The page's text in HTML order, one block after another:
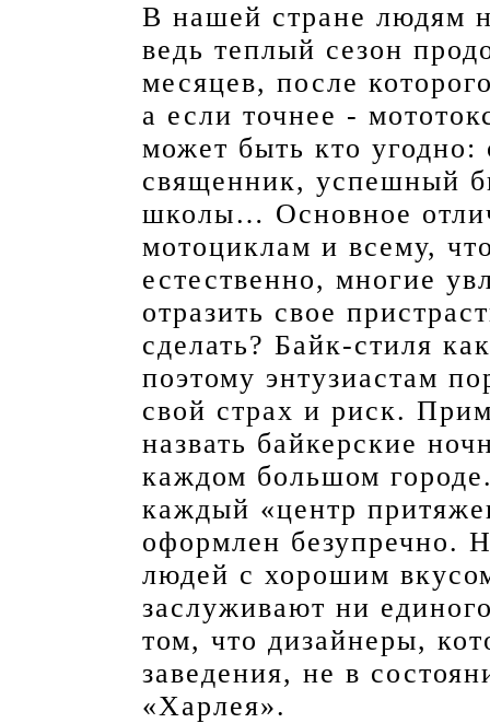
В нашей стране людям
ведь теплый сезон
месяцев, после
а если точнее -
может быть кто угодно:
священник, успешный
школы… Основное
мотоциклам и всему,
естественно, многие
отразить свое
сделать? Байк-стиля
поэтому энтузиастам
свой страх и риск.
назвать байкерские
каждом большом
каждый «центр
оформлен безупречно.
людей с хорошим
заслуживают ни
том, что дизайнеры,
заведения, не в
«Харлея».